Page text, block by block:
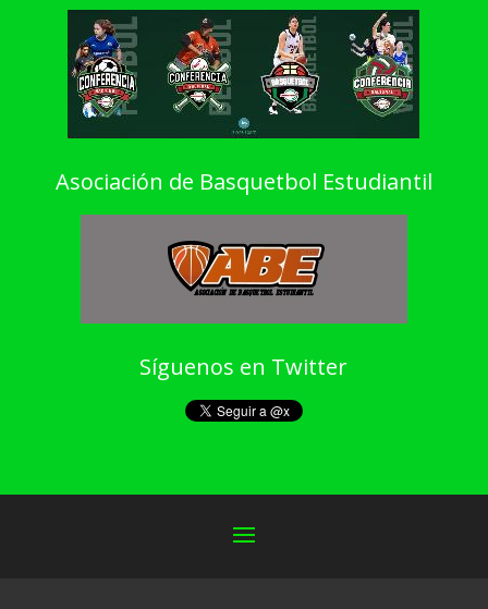
Asociación de Basquetbol Estudiantil
Síguenos en Twitter